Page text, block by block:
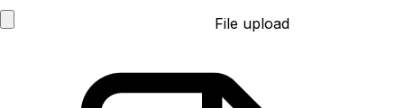
File upload